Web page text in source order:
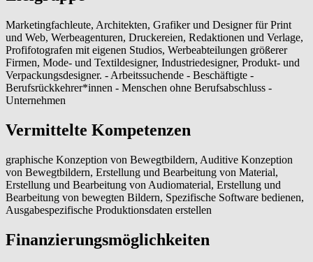
Marketingfachleute, Architekten, Grafiker und Designer für Print
und Web, Werbeagenturen, Druckereien, Redaktionen und Verlage,
Profifotografen mit eigenen Studios, Werbeabteilungen größerer
Firmen, Mode- und Textildesigner, Industriedesigner, Produkt- und
Verpackungsdesigner. - Arbeitssuchende - Beschäftigte -
Berufsrückkehrer*innen - Menschen ohne Berufsabschluss -
Unternehmen
Vermittelte Kompetenzen
graphische Konzeption von Bewegtbildern, Auditive Konzeption
von Bewegtbildern, Erstellung und Bearbeitung von Material,
Erstellung und Bearbeitung von Audiomaterial, Erstellung und
Bearbeitung von bewegten Bildern, Spezifische Software bedienen,
Ausgabespezifische Produktionsdaten erstellen
Finanzierungsmöglichkeiten